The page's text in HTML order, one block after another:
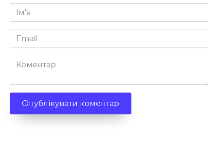
Ім'я
*
Email
*
Коментар